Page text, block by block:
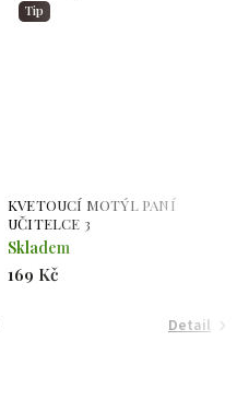
Tip
KVETOUCÍ MOTÝL PANÍ
UČITELCE 3
Skladem
169 Kč
Detail